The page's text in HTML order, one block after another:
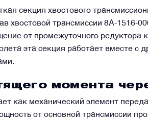
секция хвостового
хвостовой трансмиссии 8А-1516-
от промежуточного редуктора
эта секция работает вместе
момента
как механический элемент
от основной трансмиссии